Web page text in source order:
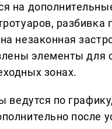
на
разбивка
незаконная
элементы для
зонах.
ведутся по
после